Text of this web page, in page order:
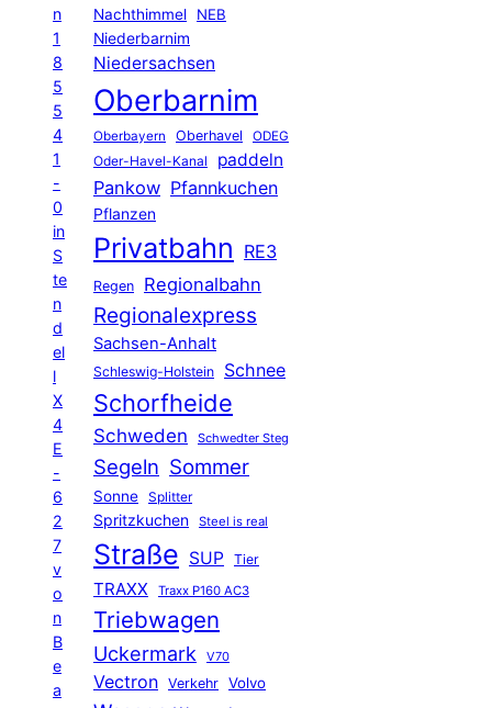
n
1
8
5
5
4
1
-
0
in
S
te
n
d
el
l
X
4
E
-
6
2
7
v
o
n
B
e
a
Nachthimmel
NEB
Niederbarnim
Niedersachsen
Oberbarnim
Oberbayern Oberhavel ODEG
Oder-Havel-Kanal paddeln
Pankow Pfannkuchen
Pflanzen
Privatbahn RE3
Regen Regionalbahn
Regionalexpress
Sachsen-Anhalt
Schleswig-Holstein Schnee
Schorfheide
Schweden Schwedter Steg
Segeln Sommer
Sonne Splitter
Spritzkuchen Steel is real
Straße SUP Tier
TRAXX Traxx P160 AC3
Triebwagen
Uckermark V70
Vectron Verkehr Volvo